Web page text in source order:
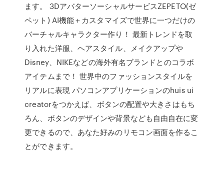
ます。 3DアバターソーシャルサービスZEPETO(ゼ
ペット) AI機能＋カスタマイズで世界に一つだけの
バーチャルキャラクター作り！ 最新トレンドを取
り入れた洋服、ヘアスタイル、メイクアップや
Disney、NIKEなどの海外有名ブランドとのコラボ
アイテムまで！ 世界中のファッションスタイルを
リアルに表現 パソコンアプリケーションのhuis ui
creatorをつかえば、ボタンの配置や大きさはもち
ろん、ボタンのデザインや背景なども自由自在に変
更できるので、あなた好みのリモコン画面を作るこ
とができます。